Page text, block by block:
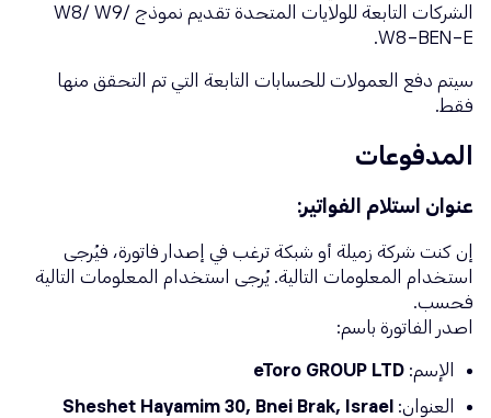
الشركات التابعة للولايات المتحدة تقديم نموذج W8/ W9/
W8-BEN-E.
سيتم دفع العمولات للحسابات التابعة التي تم التحقق منها
فقط.
المدفوعات
عنوان استلام الفواتير:
إن كنت شركة زميلة أو شبكة ترغب في إصدار فاتورة، فيُرجى
استخدام المعلومات التالية. يُرجى استخدام المعلومات التالية
فحسب.
اصدر الفاتورة باسم:
الإسم: ETORO GROUP LTD
العنوان: Sheshet Hayamim 30, Bnei Brak, Israel